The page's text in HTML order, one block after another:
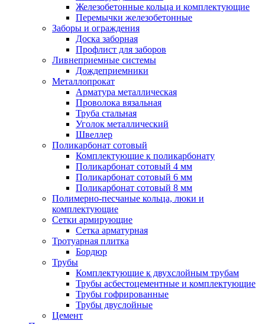
Железобетонные кольца и комплектующие
Перемычки железобетонные
Заборы и ограждения
Доска заборная
Профлист для заборов
Ливнеприемные системы
Дождеприемники
Металлопрокат
Арматура металлическая
Проволока вязальная
Труба стальная
Уголок металлический
Швеллер
Поликарбонат сотовый
Комплектующие к поликарбонату
Поликарбонат сотовый 4 мм
Поликарбонат сотовый 6 мм
Поликарбонат сотовый 8 мм
Полимерно-песчаные кольца, люки и
комплектующие
Сетки армирующие
Сетка арматурная
Тротуарная плитка
Бордюр
Трубы
Комплектующие к двухслойным трубам
Трубы асбестоцементные и комплектующие
Трубы гофрированные
Трубы двуслойные
Цемент